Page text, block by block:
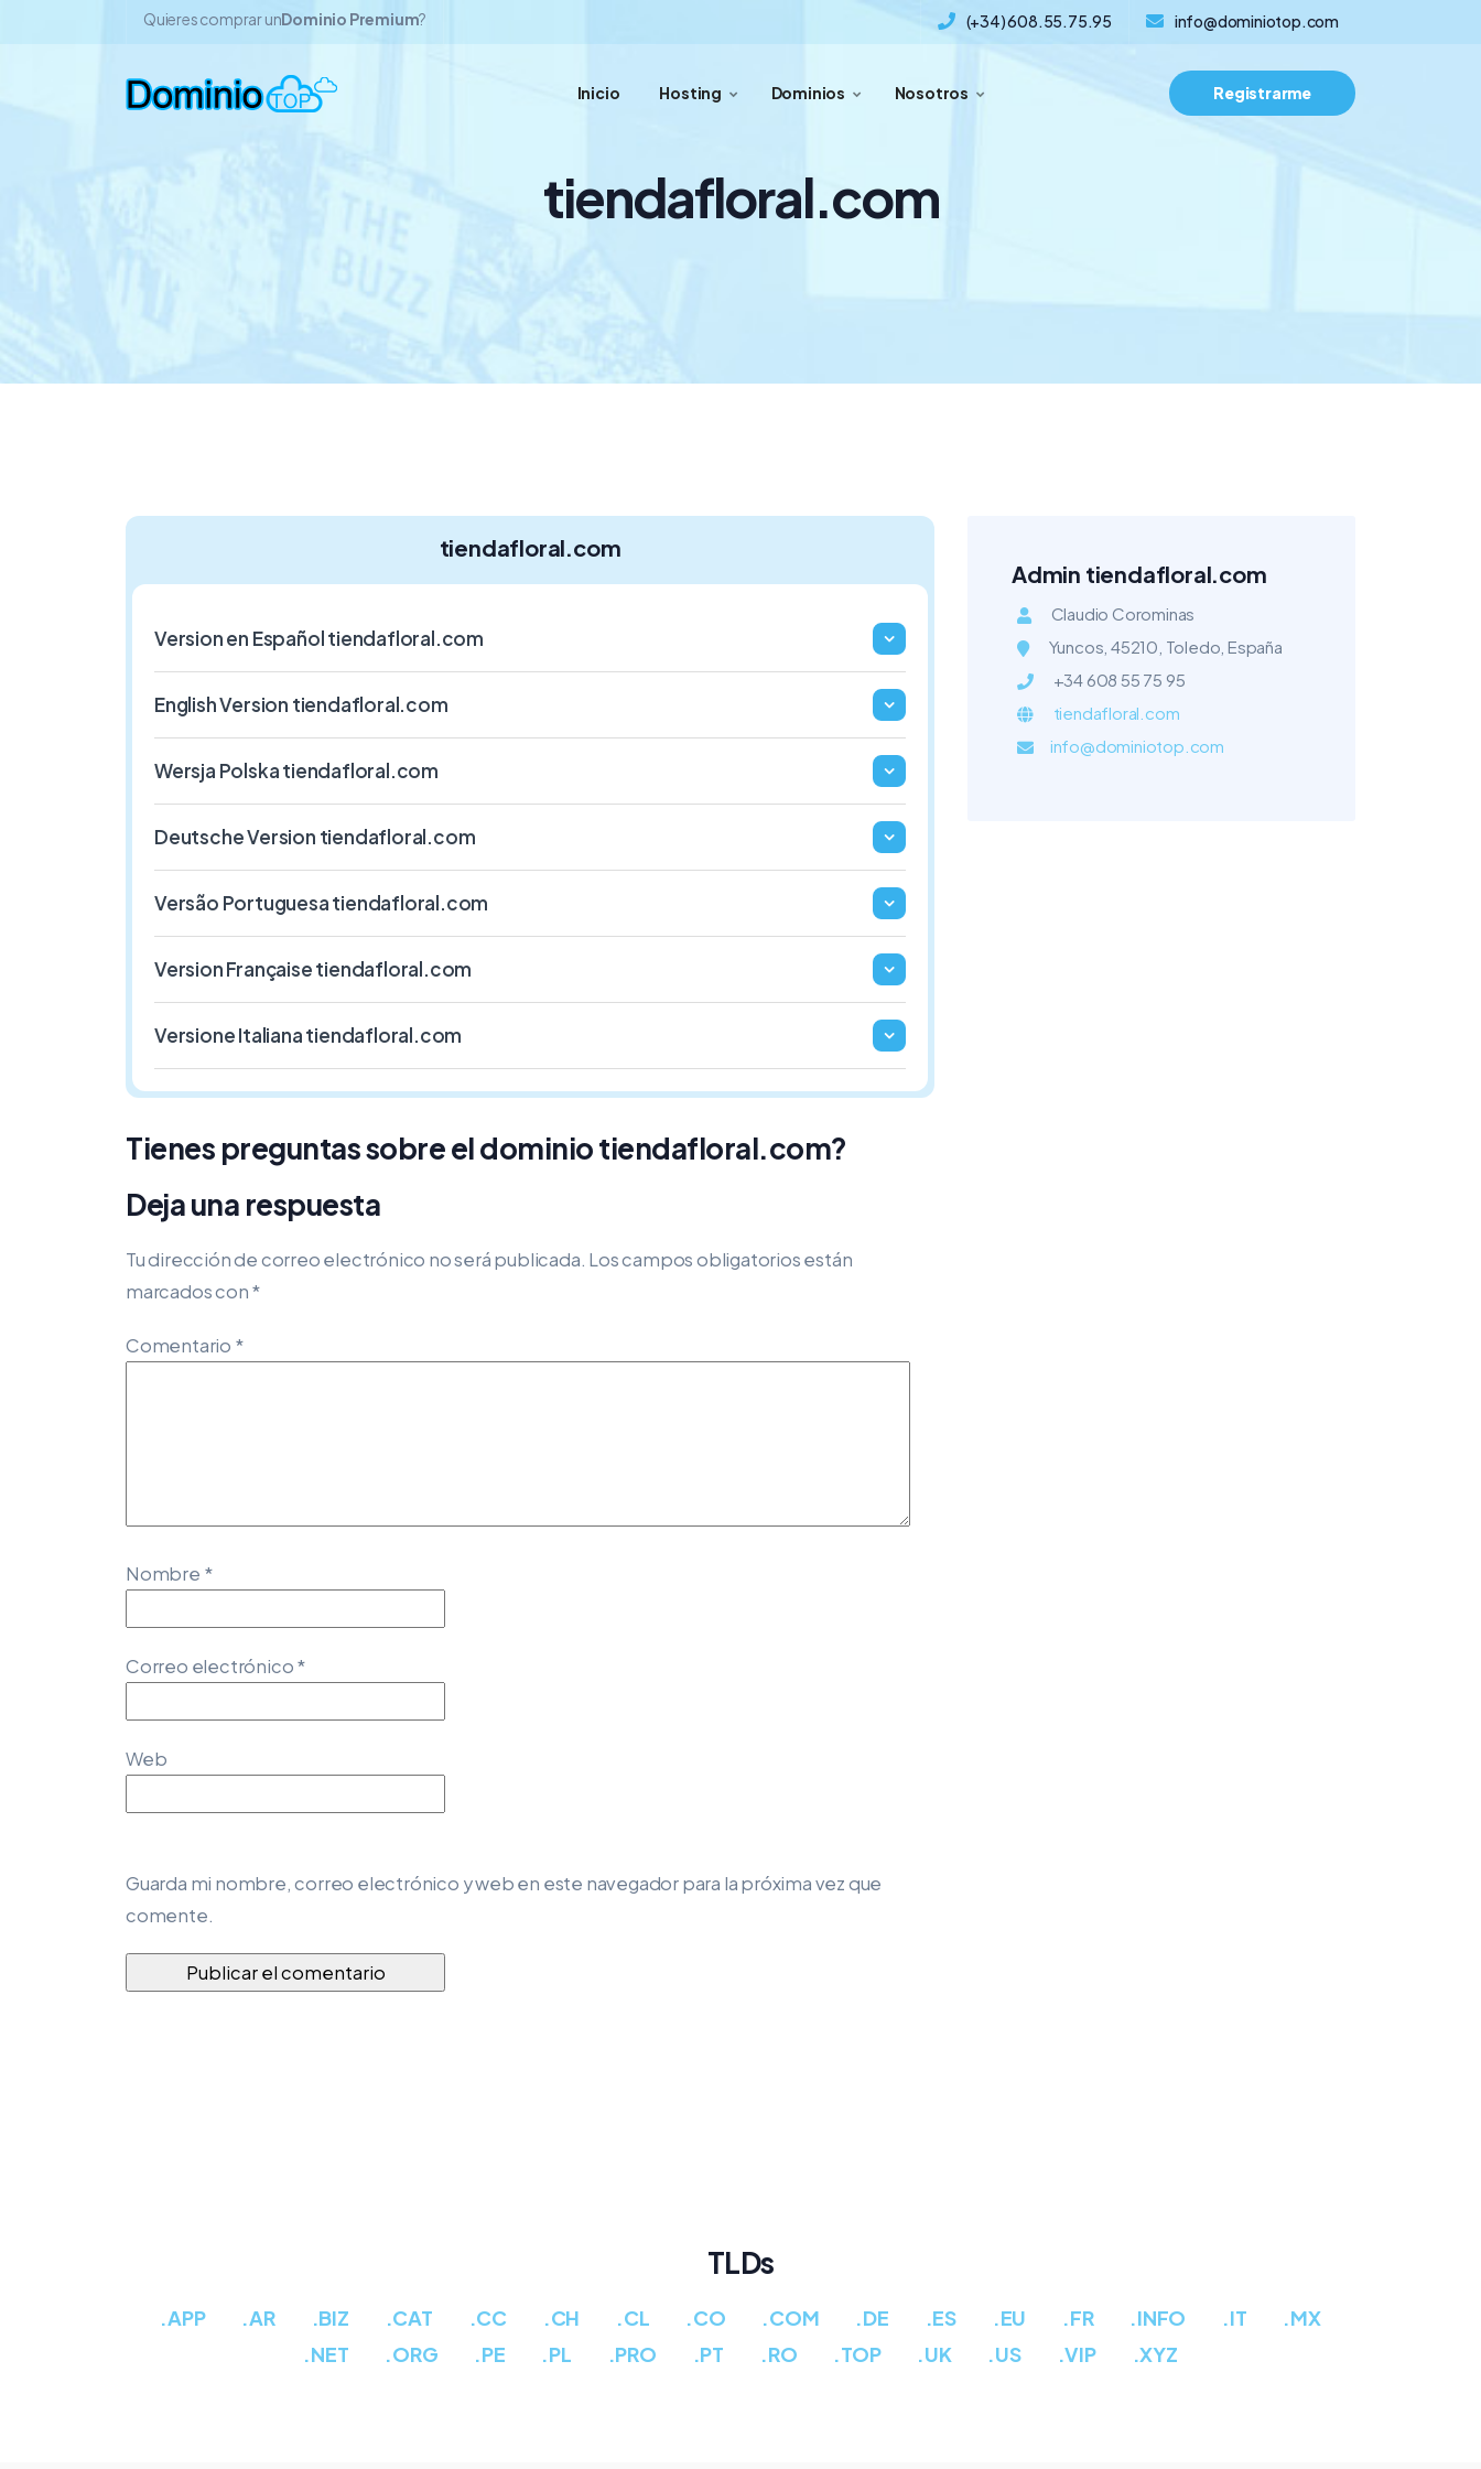
Quieres comprar unDominio Premium? (+34) 608.55.75.95 info@dominiotop.com
Inicio Hosting Dominios Nosotros Registrarme
tiendafloral.com
tiendafloral.com
Version en Español tiendafloral.com
English Version tiendafloral.com
Wersja Polska tiendafloral.com
Deutsche Version tiendafloral.com
Versão Portuguesa tiendafloral.com
Version Française tiendafloral.com
Versione Italiana tiendafloral.com
Tienes preguntas sobre el dominio tiendafloral.com?
Deja una respuesta
Tu dirección de correo electrónico no será publicada. Los campos obligatorios están
marcados con*
Comentario *
Nombre *
Correo electrónico*
Web
Guarda mi nombre, correo electrónico y web en este navegador para la próxima vez que
comente.
Admin tiendafloral.com
Claudio Corominas
Yuncos, 45210, Toledo, España
+34 608 55 75 95
tiendafloral.com
info@dominiotop.com
TLDs
.APP .AR .BIZ .CAT .CC .CH .CL .CO .COM .DE .ES .EU .FR .INFO .IT
.MX
.NET
.ORG .PE .PL .PRO .PT .RO .TOP .UK .US .VIP .XYZ